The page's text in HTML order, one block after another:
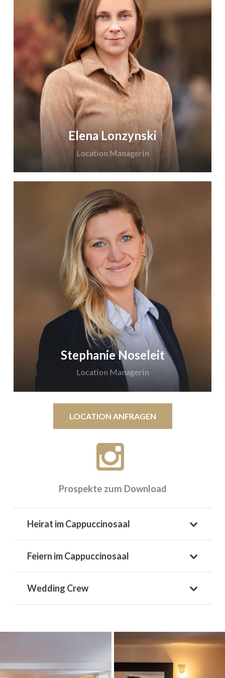
Ebenfalls sind Wickelmöglichkeiten für Eltern mit
Kind vorhanden. Kinderhochstühle werden auf
Wunsch gerne zur Verfügung gestellt.
Der Cappuccinosaal ist klimatisiert, Strom- und
Starkstromanschlüsse für besondere
Lichtinstallationen und Musikdarbietungen sind
vorhanden. Ausreichend Parkmöglichkeiten sind
direkt an der Location kostenfrei zu nutzen.
Elena Lonzynski
Location Managerin
Termine nach Vereinbarung
Telefon:0231 42786-421
Mobil:0176 10145436
Stephanie Noseleit
Location Managerin
Termine nach Vereinbarung
Telefon:0231 42786-453
LOCATION ANFRAGEN
Prospekte zum Download
Heirat im Cappuccinosaal
Feiern im Cappuccinosaal
Wedding Crew